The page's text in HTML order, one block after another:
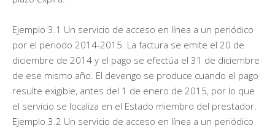
Ejemplo 3.1 Un servicio de acceso en línea a un periódico
por el periodo 2014-2015. La factura se emite el 20 de
diciembre de 2014 y el pago se efectúa el 31 de diciembre
de ese mismo año. El devengo se produce cuando el pago
resulte exigible, antes del 1 de enero de 2015, por lo que
el servicio se localiza en el Estado miembro del prestador.
Ejemplo 3.2 Un servicio de acceso en línea a un periódico